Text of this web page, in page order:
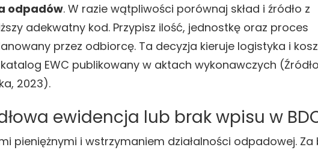
odpadów. W razie wątpliwości porównaj skład i źródło z
adekwatny kod. Przypisz ilość, jednostkę oraz proces
przez odbiorcę. Ta decyzja kieruje logistyka i
EWC publikowany w aktach wykonawczych
2023).
ewidencja lub brak wpisu w
pieniężnymi i wstrzymaniem działalności odpadowej. Za